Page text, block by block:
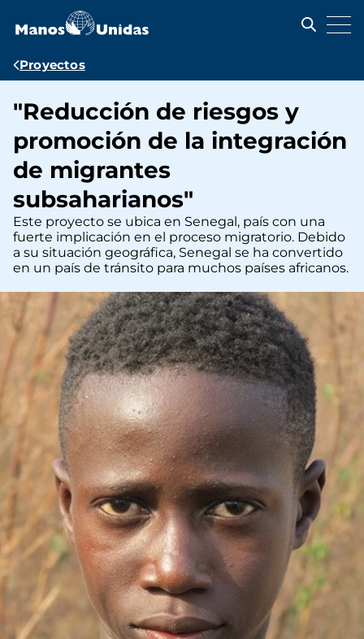
contenido
Ruta
navegación
Proyectos
"Reducción de riesgos y
promoción de la integración
de migrantes
subsaharianos"
Este proyecto se ubica en Senegal, país con una
fuerte implicación en el proceso migratorio. Debido
a su situación geográfica, Senegal se ha convertido
en un país de tránsito para muchos países africanos.